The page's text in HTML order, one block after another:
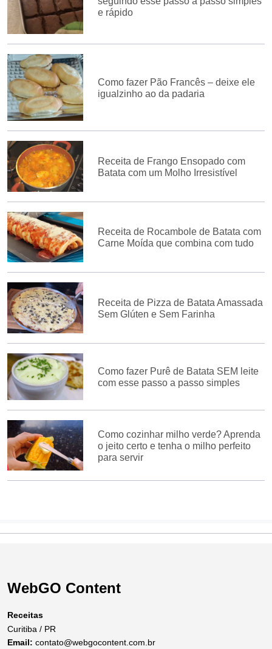
e rápido
Como fazer Pão Francês – deixe ele
igualzinho ao da padaria
Receita de Frango Ensopado com
Batata com um Molho Irresistível
Receita de Rocambole de Batata com
Carne Moída que combina com tudo
Receita de Pizza de Batata Amassada
Sem Glúten e Sem Farinha
Como fazer Purê de Batata SEM leite
com esse passo a passo simples
Como cozinhar milho verde? Aprenda
o jeito certo e tenha o milho perfeito
para servir
WebGO Content
Receitas
Curitiba / PR
Email: contato@webgocontent.com.br